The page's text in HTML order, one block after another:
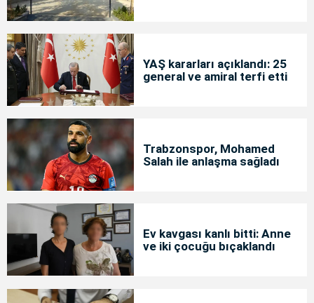
YAŞ kararları açıklandı: 25
general ve amiral terfi etti
Trabzonspor, Mohamed
Salah ile anlaşma sağladı
Ev kavgası kanlı bitti: Anne
ve iki çocuğu bıçaklandı